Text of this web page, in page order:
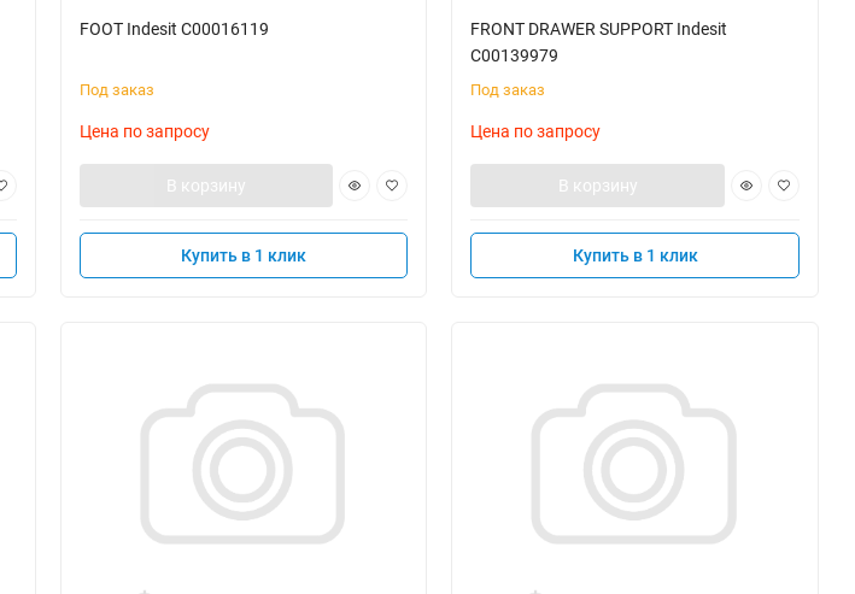
FOOT Indesit C00016119
Под заказ
Цена по запросу
В корзину
Купить в 1 клик
FRONT DRAWER SUPPORT Indesit
C00139979
Под заказ
Цена по запросу
В корзину
Купить в 1 клик